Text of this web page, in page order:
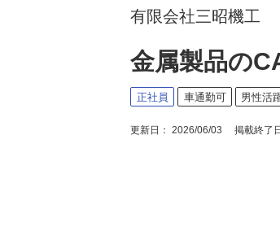
有限会社三昭機工
金属製品の
正社員 車通勤可 男性活
更新日： 2026/06/03 掲載終了